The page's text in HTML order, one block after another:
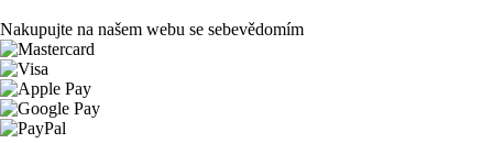
Nakupujte na našem webu se sebevědomím